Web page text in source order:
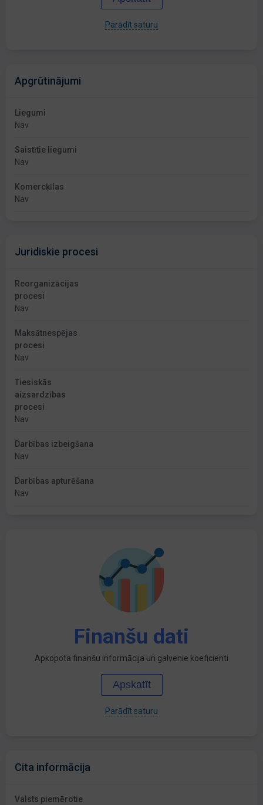
Parādīt saturu
Apgrūtinājumi
Liegumi
Nav
Saistītie liegumi
Nav
Komercķīlas
Nav
Juridiskie procesi
Reorganizācijas
procesi
Nav
Maksātnespējas
procesi
Nav
Tiesiskās
aizsardzības
procesi
Nav
Darbības izbeigšana
Nav
Darbības apturēšana
Nav
Finanšu dati
Apkopota finanšu informācija un galvenie koeficienti
Apskatīt
Parādīt saturu
Cita informācija
Valsts piemērotie